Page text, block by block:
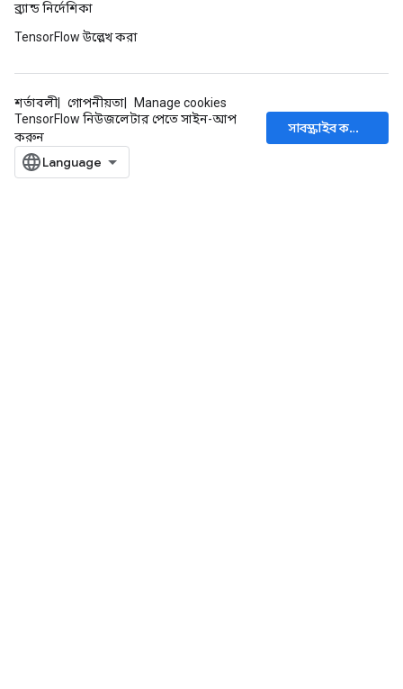
ব্র্যান্ড নির্দেশিকা
TensorFlow উল্লেখ করা
শর্তাবলী গোপনীয়তা
Manage cookies
TensorFlow নিউজলেটার পেতে সাইন-আপ
করুন
সাবস্ক্রাইব করুন